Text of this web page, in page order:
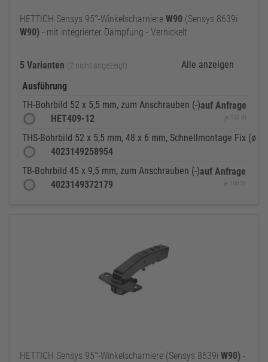
HETTICH Sensys 95°-Winkelscharniere W90 (Sensys 8639i
W90) - mit integrierter Dämpfung - Vernickelt
5 Varianten (2 nicht angezeigt)
Alle anzeigen
Ausführung
TH-Bohrbild 52 x 5,5 mm, zum Anschrauben (-)
HET409-12
auf Anfrage
je 100 St
THS-Bohrbild 52 x 5,5 mm, 48 x 6 mm, Schnellmontage Fix (ø
4023149258954
TB-Bohrbild 45 x 9,5 mm, zum Anschrauben (-)
4023149372179
auf Anfrage
je 100 St
HETTICH Sensys 95°-Winkelscharniere (Sensys 8639i W90) -